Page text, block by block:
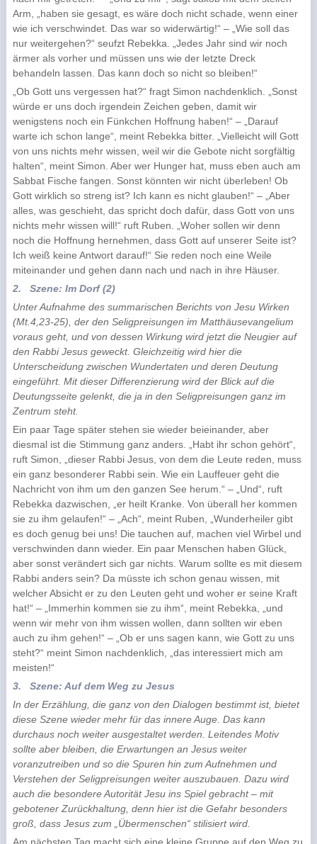
Arm, „haben sie gesagt, es wäre doch nicht schade, wenn einer
wie ich verschwindet. Das war so widerwärtig!“ – „Wie soll das
nur weitergehen?“ seufzt Rebekka. „Jedes Jahr sind wir noch
ärmer als vorher und müssen uns wie der letzte Dreck
behandeln lassen. Das kann doch so nicht so bleiben!“
„Ob Gott uns vergessen hat?“ fragt Simon nachdenklich. „Sonst
würde er uns doch irgendein Zeichen geben, damit wir
wenigstens noch ein Fünkchen Hoffnung haben!“ – „Darauf
warte ich schon lange“, meint Rebekka bitter. „Vielleicht will Gott
von uns nichts mehr wissen, weil wir die Gebote nicht sorgfältig
halten“, meint Simon. Aber wer Hunger hat, muss eben auch am
Sabbat Fische fangen. Sonst könnten wir nicht überleben! Ob
Gott wirklich so streng ist? Ich kann es nicht glauben!“ – „Aber
alles, was geschieht, das spricht doch dafür, dass Gott von uns
nichts mehr wissen will!“ ruft Ruben. „Woher sollen wir denn
noch die Hoffnung hernehmen, dass Gott auf unserer Seite ist?
Ich weiß keine Antwort darauf!“ Sie reden noch eine Weile
miteinander und gehen dann nach und nach in ihre Häuser.
2.
Szene: Im Dorf (2)
Unter Aufnahme des summarischen Berichts von Jesu Wirken
(Mt.4,23-25), der den Seligpreisungen im Matthäusevangelium
voraus geht, und von dessen Wirkung wird jetzt die Neugier auf
den Rabbi Jesus geweckt. Gleichzeitig wird hier die
Unterscheidung zwischen Wundertaten und deren Deutung
eingeführt. Mit dieser Differenzierung wird der Blick auf die
Deutungsseite gelenkt, die ja in den Seligpreisungen ganz im
Zentrum steht.
Ein paar Tage später stehen sie wieder beieinander, aber
diesmal ist die Stimmung ganz anders. „Habt ihr schon gehört“,
ruft Simon, „dieser Rabbi Jesus, von dem die Leute reden, muss
ein ganz besonderer Rabbi sein. Wie ein Lauffeuer geht die
Nachricht von ihm um den ganzen See herum.“ – „Und“, ruft
Rebekka dazwischen, „er heilt Kranke. Von überall her kommen
sie zu ihm gelaufen!“ – „Ach“, meint Ruben, „Wunderheiler gibt
es doch genug bei uns! Die tauchen auf, machen viel Wirbel und
verschwinden dann wieder. Ein paar Menschen haben Glück,
aber sonst verändert sich gar nichts. Warum sollte es mit diesem
Rabbi anders sein? Da müsste ich schon genau wissen, mit
welcher Absicht er zu den Leuten geht und woher er seine Kraft
hat!“ – „Immerhin kommen sie zu ihm“, meint Rebekka, „und
wenn wir mehr von ihm wissen wollen, dann sollten wir eben
auch zu ihm gehen!“ – „Ob er uns sagen kann, wie Gott zu uns
steht?“ meint Simon nachdenklich, „das interessiert mich am
meisten!“
3.
Szene: Auf dem Weg zu Jesus
In der Erzählung, die ganz von den Dialogen bestimmt ist, bietet
diese Szene wieder mehr für das innere Auge. Das kann
durchaus noch weiter ausgestaltet werden. Leitendes Motiv
sollte aber bleiben, die Erwartungen an Jesus weiter
voranzutreiben und so die Spuren hin zum Aufnehmen und
Verstehen der Seligpreisungen weiter auszubauen. Dazu wird
auch die besondere Autorität Jesu ins Spiel gebracht – mit
gebotener Zurückhaltung, denn hier ist die Gefahr besonders
groß, dass Jesus zum „Übermenschen“ stilisiert wird.